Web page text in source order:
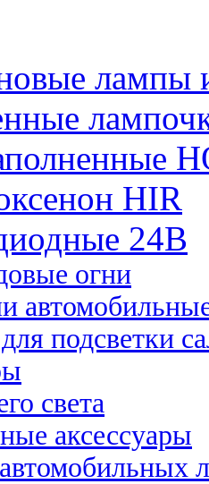
лампы
HIR
24B
огни
подсветки
света
аксессуары